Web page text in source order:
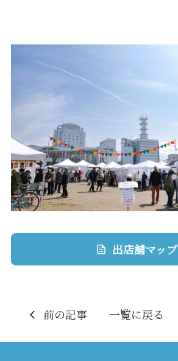
出店舖マップ
前の記事 一覧に戻る